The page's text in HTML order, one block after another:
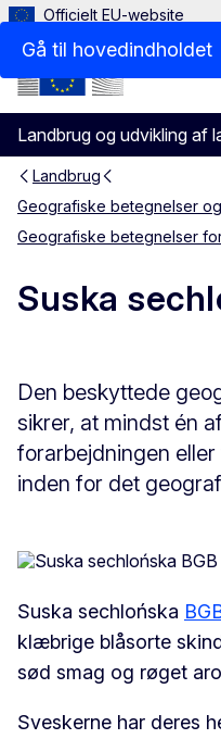
Gå til hovedindholdet
Officielt EU-website
Landbrug og udvikling af
Menu
Landbrug
Geografiske betegnelser
Geografiske betegnelser
Suska
Den beskyttede
sikrer, at mindst én
forarbejdningen
inden for det
Suska sechlońska
klæbrige blåsorte
sød smag og røget
Sveskerne har deres